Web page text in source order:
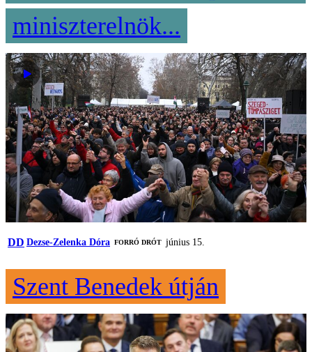
miniszterelnök...
DD Dezse-Zelenka Dóra FORRÓ DRÓT június 15.
Szent Benedek útján